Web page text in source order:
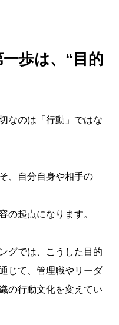
歩は、“目的
なのは「行動」ではな
、自分自身や相手の
の起点になります。
グでは、こうした目的
じて、管理職やリーダ
の行動文化を変えてい